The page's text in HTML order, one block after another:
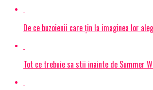
De ce buzoienii care țin la imaginea lor
Tot ce trebuie sa stii inainte de Summer